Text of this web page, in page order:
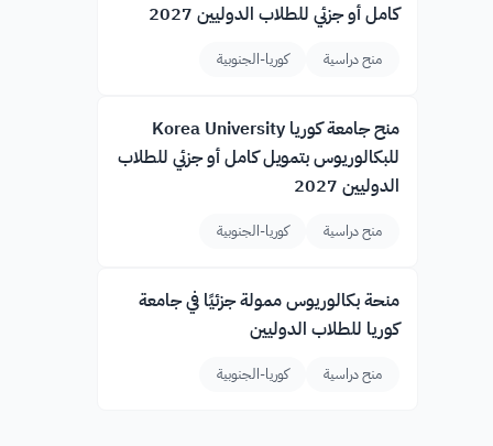
كامل أو جزئي للطلاب الدوليين 2027
منح دراسية كوريا-الجنوبية
منح جامعة كوريا Korea University
للبكالوريوس بتمويل كامل أو جزئي للطلاب
الدوليين 2027
منح دراسية كوريا-الجنوبية
منحة بكالوريوس ممولة جزئيًا في جامعة
كوريا للطلاب الدوليين
منح دراسية كوريا-الجنوبية